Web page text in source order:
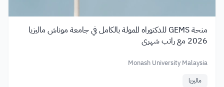
منحة GEMS للدكتوراه الممولة بالكامل في جامعة موناش ماليزيا
2026 مع راتب شهري
Monash University Malaysia
ماليزيا